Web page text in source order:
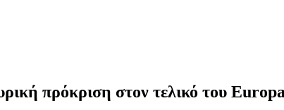
πρόκριση στον τελικό του